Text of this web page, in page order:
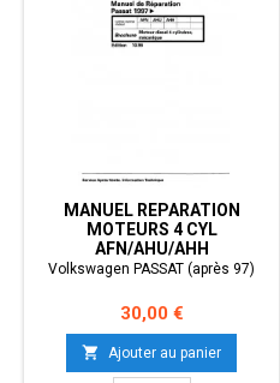
MANUEL REPARATION
MOTEURS 4 CYL
AFN/AHU/AHH
Volkswagen PASSAT (après 97)
Prix
30,00 €
 Ajouter au panier